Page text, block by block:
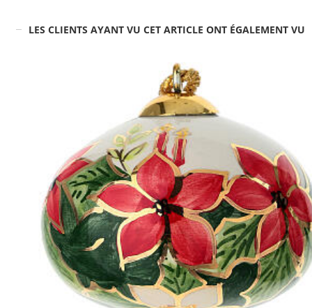
LES CLIENTS AYANT VU CET ARTICLE ONT ÉGALEMENT VU